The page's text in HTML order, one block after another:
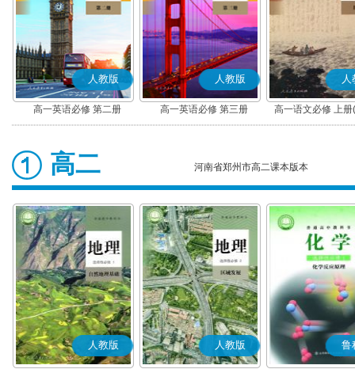
人教版
高一英语必修 第二册
人教版
高一英语必修 第三册
人
高一语文必修 上
高二 河南省郑州市高二课本版本
人教版 人教版 鲁